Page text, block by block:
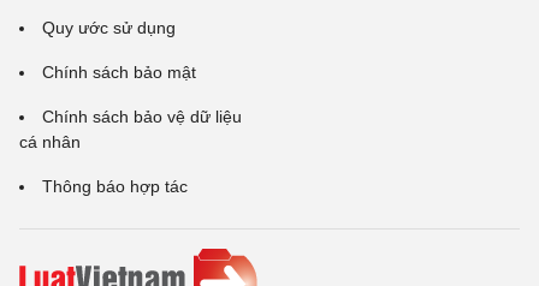
Quy ước sử dụng
Chính sách bảo mật
Chính sách bảo vệ dữ liệu
cá nhân
Thông báo hợp tác